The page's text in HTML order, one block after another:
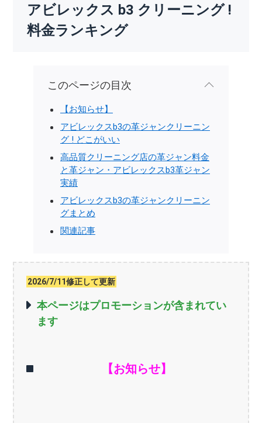
アビレックス b3 クリーニング !
料金ランキング
このページの目次
【お知らせ】
アビレックスb3の革ジャンクリーニン
グ ! どこがいい
高品質クリーニング店の革ジャン料金
と革ジャン・アビレックスb3革ジャン
実績
アビレックスb3の革ジャンクリーニン
グまとめ
関連記事
2026/7/11修正して更新
本ページはプロモーションが含まれてい
ます
【お知らせ】